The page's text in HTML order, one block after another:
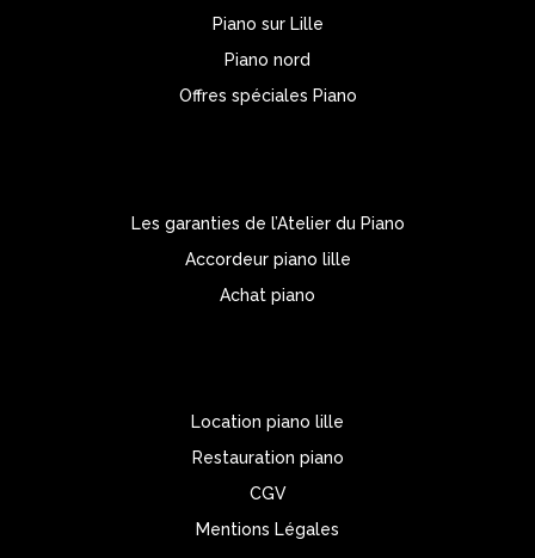
Piano sur Lille
Piano nord
Offres spéciales Piano
Les garanties de l’Atelier du Piano
Accordeur piano lille
Achat piano
Location piano lille
Restauration piano
CGV
Mentions Légales